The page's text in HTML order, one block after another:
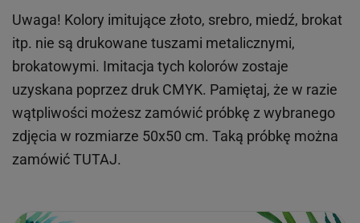
Uwaga! Kolory imitujące złoto, srebro, miedź, brokat
itp. nie są drukowane tuszami metalicznymi,
brokatowymi. Imitacja tych kolorów zostaje
uzyskana poprzez druk CMYK. Pamiętaj, że w razie
wątpliwości możesz zamówić próbkę z wybranego
zdjęcia w rozmiarze 50x50 cm. Taką próbkę można
zamówićTUTAJ.